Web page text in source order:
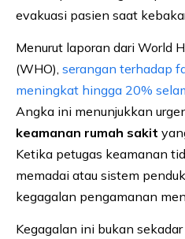
evakuasi pasien saat
Menurut laporan dari World
(WHO), serangan terhadap
meningkat hingga 20%
Angka ini menunjukkan
keamanan rumah sakit
Ketika petugas keamanan
memadai atau sistem
kegagalan pengamanan
Kegagalan ini bukan